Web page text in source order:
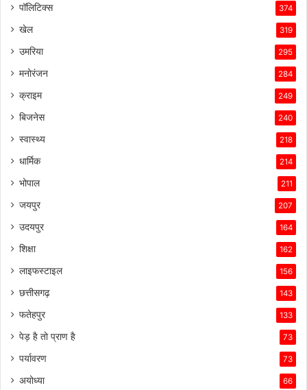
पॉलिटिक्स 374
खेल 319
उमरिया 295
मनोरंजन 284
क्राइम 249
बिजनेस 240
स्वास्थ्य 218
धार्मिक 214
भोपाल 211
जयपुर 207
उदयपुर 164
शिक्षा 162
लाइफस्टाइल 156
छत्तीसगढ़ 143
फतेहपुर 133
पेड़ है तो प्राण है 73
पर्यावरण 73
अयोध्या 66